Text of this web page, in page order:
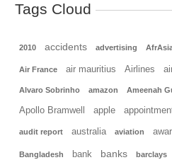
Tags Cloud
2010 accidents advertising
Air France air mauritius Airlines
Alvaro Sobrinho amazon Ameenah
Apollo Bramwell apple
audit report australia aviation
Bangladesh bank banks barclays